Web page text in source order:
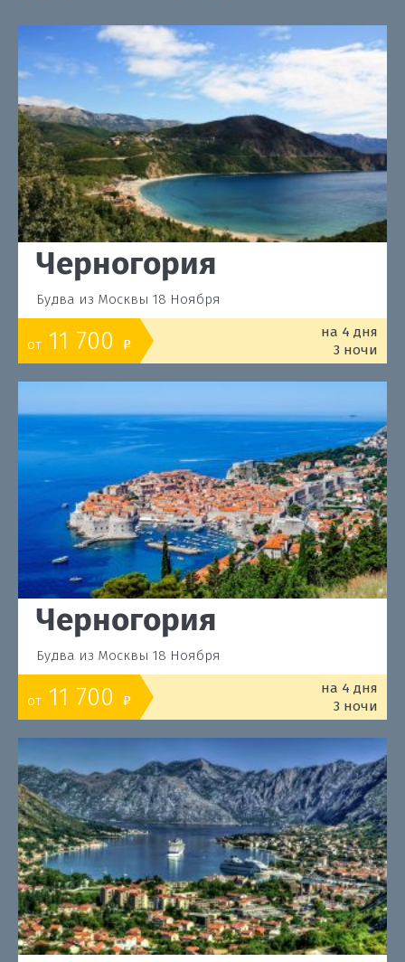
Черногория
Будва из Москвы 18 Ноября
от 11 700 o
на 4 дня
3 ночи
Черногория
Будва из Москвы 18 Ноября
от 11 700 o
на 4 дня
3 ночи